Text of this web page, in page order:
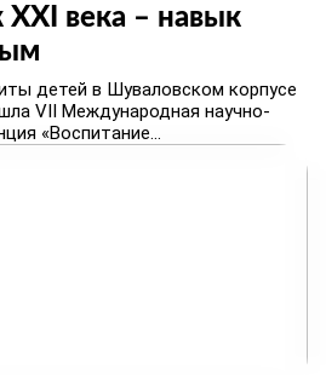
XXI века – навык
детей в Шуваловском корпусе
VII Международная научно-
«Воспитание...